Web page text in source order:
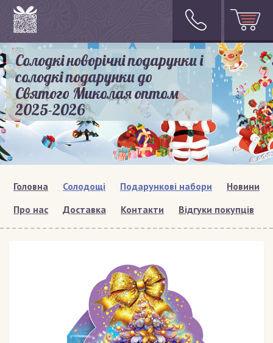
Солодкі новорічні подарунки і
солодкі подарунки до
Святого Миколая оптом
2025-2026
Головна Солодощі Подарункові набори
Новини
Про нас
Доставка Контакти Відгуки покупців